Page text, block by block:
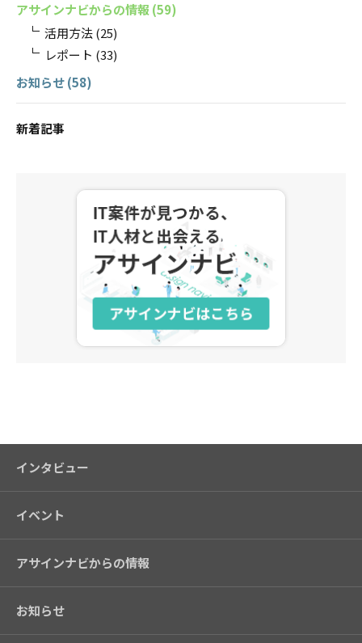
アサインナビからの情報 (59)
活用方法(25)
レポート (33)
お知らせ(58)
新着記事
インタビュー
イベント
アサインナビからの情報
お知らせ